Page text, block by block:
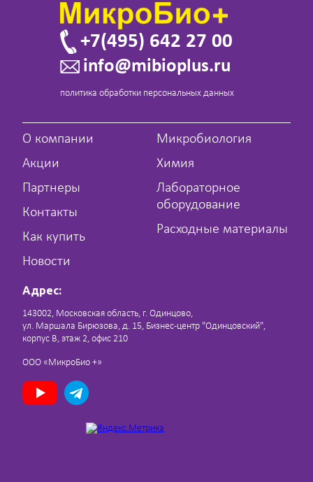
+7(495) 642 27 00
info@mibioplus.ru
политика обработки персональных данных
О компании
Акции
Партнеры
Контакты
Как купить
Новости
Микробиология
Химия
Лабораторное
оборудование
Расходные материалы
Адрес:
143002, Московская область, г. Одинцово,
ул. Маршала Бирюзова, д. 15, Бизнес-центр "Одинцовский",
корпус В, этаж 2, офис 210
ООО «МикроБио +»